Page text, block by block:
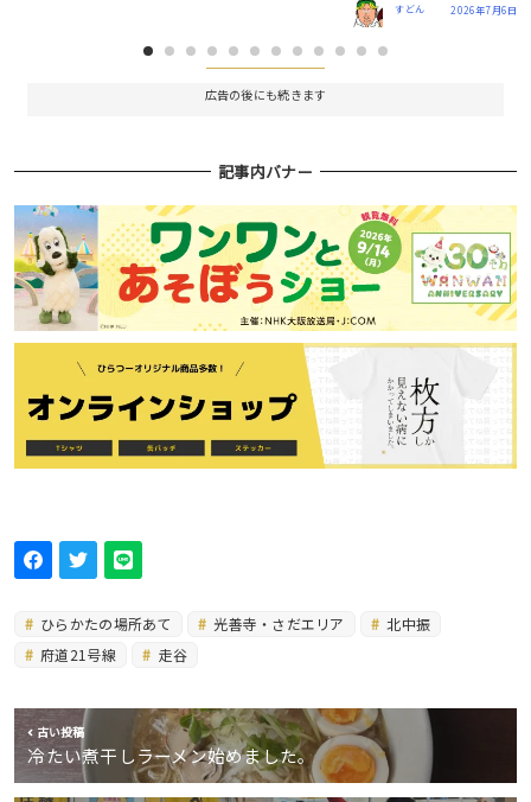
すどん 2026年7月6日
広告の後にも続きます
記事内バナー
ひらかたの場所あて 光善寺・さだエリア
北中振
府道21号線
走谷
古い投稿
冷たい煮干しラーメン始めました。